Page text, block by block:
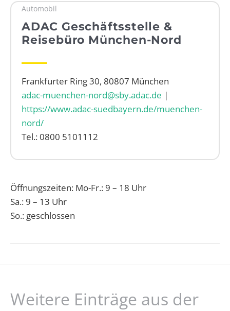
Automobil
ADAC Geschäftsstelle &
Reisebüro München-Nord
Frankfurter Ring 30, 80807 München
adac-muenchen-nord@sby.adac.de |
https://www.adac-suedbayern.de/muenchen-
nord/
Tel.: 0800 5101112
Öffnungszeiten: Mo-Fr.: 9 – 18 Uhr
Sa.: 9 – 13 Uhr
So.: geschlossen
Weitere Einträge aus der